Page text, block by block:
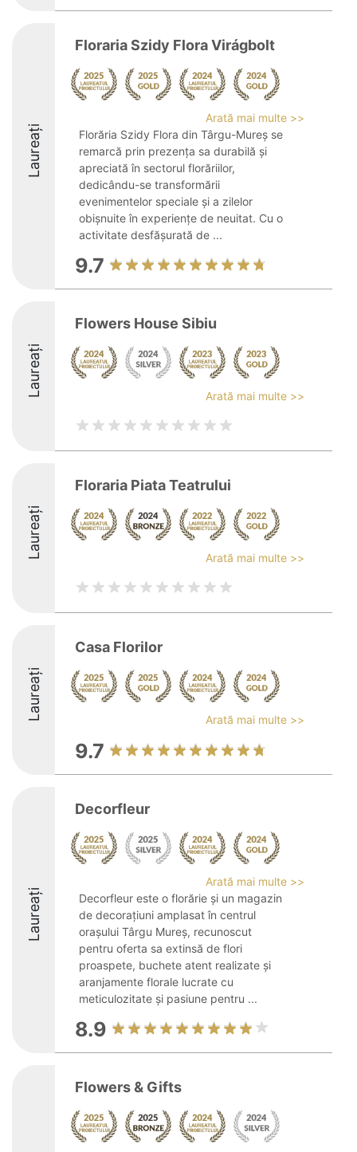
Laureați
Floraria Szidy Flora Virágbolt
Arată mai multe >>
Florăria Szidy Flora din Târgu-Mureș se
remarcă prin prezența sa durabilă și
apreciată în sectorul florăriilor,
dedicându-se transformării
evenimentelor speciale și a zilelor
obișnuite în experiențe de neuitat. Cu o
activitate desfășurată de ...
9.7
Laureați
Flowers House Sibiu
Arată mai multe >>
Laureați
Floraria Piata Teatrului
Arată mai multe >>
Laureați
Casa Florilor
Arată mai multe >>
9.7
Laureați
Decorfleur
Arată mai multe >>
Decorfleur este o florărie și un magazin
de decorațiuni amplasat în centrul
orașului Târgu Mureș, recunoscut
pentru oferta sa extinsă de flori
proaspete, buchete atent realizate și
aranjamente florale lucrate cu
meticulozitate și pasiune pentru ...
8.9
Flowers & Gifts